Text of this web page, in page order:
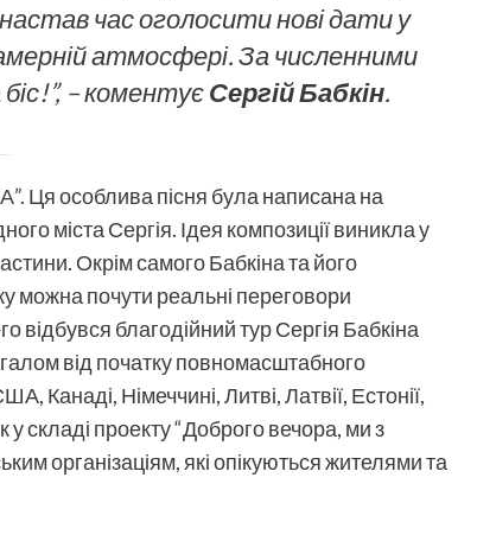
настав час оголосити нові дати у
атмосфері. За численними
– коментуєСергій Бабкін.
. Ця особлива пісня була написана на
міста Сергія. Ідея композиції виникла у
Окрім самого Бабкіна та його
можна почути реальні переговори
відбувся благодійний тур Сергія Бабкіна
від початку повномасштабного
Канаді, Німеччині, Литві, Латвії, Естонії,
у складі проекту “Доброго вечора, ми з
організаціям, які опікуються жителями та